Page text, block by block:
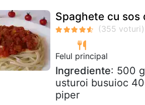
Spaghete cu sos
Felul principal
Ingrediente: 500
usturoi busuioc
piper